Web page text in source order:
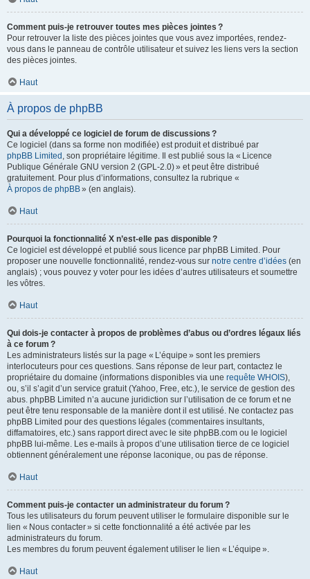
Comment puis-je retrouver toutes mes pièces jointes ?
Pour retrouver la liste des pièces jointes que vous avez importées, rendez-
vous dans le panneau de contrôle utilisateur et suivez les liens vers la section
des pièces jointes.
Haut
À propos de phpBB
Qui a développé ce logiciel de forum de discussions ?
Ce logiciel (dans sa forme non modifiée) est produit et distribué par
phpBB Limited , son propriétaire légitime. Il est publié sous la « Licence
Publique Générale GNU version 2 (GPL-2.0) » et peut être distribué
gratuitement. Pour plus d’informations, consultez la rubrique «
À propos de phpBB» (en anglais).
Haut
Pourquoi la fonctionnalité X n’est-elle pas disponible ?
Ce logiciel est développé et publié sous licence par phpBB Limited. Pour
proposer une nouvelle fonctionnalité, rendez-vous sur notre centre d’idées (en
anglais) ; vous pouvez y voter pour les idées d’autres utilisateurs et soumettre
les vôtres.
Haut
Qui dois-je contacter à propos de problèmes d’abus ou d’ordres légaux liés
à ce forum ?
Les administrateurs listés sur la page « L’équipe » sont les premiers
interlocuteurs pour ces questions. Sans réponse de leur part, contactez le
propriétaire du domaine (informations disponibles via une requête WHOIS),
ou, s’il s’agit d’un service gratuit (Yahoo, Free, etc.), le service de gestion des
abus. phpBB Limited n’a aucune juridiction sur l’utilisation de ce forum et ne
peut être tenu responsable de la manière dont il est utilisé. Ne contactez pas
phpBB Limited pour des questions légales (commentaires insultants,
diffamatoires, etc.) sans rapport direct avec le site phpBB.com ou le logiciel
phpBB lui-même. Les e-mails à propos d’une utilisation tierce de ce logiciel
obtiennent généralement une réponse laconique, ou pas de réponse.
Haut
Comment puis-je contacter un administrateur du forum ?
Tous les utilisateurs du forum peuvent utiliser le formulaire disponible sur le
lien « Nous contacter » si cette fonctionnalité a été activée par les
administrateurs du forum.
Les membres du forum peuvent également utiliser le lien « L’équipe ».
Haut